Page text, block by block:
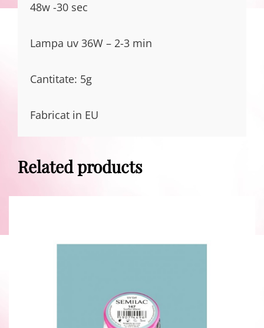
48w -30 sec
Lampa uv 36W – 2-3 min
Cantitate: 5g
Fabricat in EU
Related products